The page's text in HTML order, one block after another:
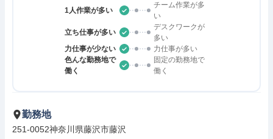
1人作業が多い
チーム作業が多
い
立ち仕事が多い
デスクワークが
多い
力仕事が少ない
力仕事が多い
色んな勤務地で
働く
固定の勤務地で
働く
勤務地
251-0052神奈川県藤沢市藤沢